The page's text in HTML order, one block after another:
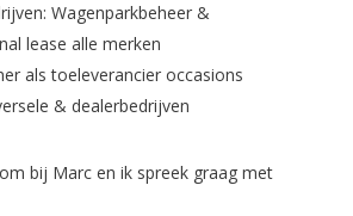
Wagenparkbeheer &
lease alle merken
als toeleverancier occasions
& dealerbedrijven
bij Marc en ik spreek graag met
Contact
Privacy Policy